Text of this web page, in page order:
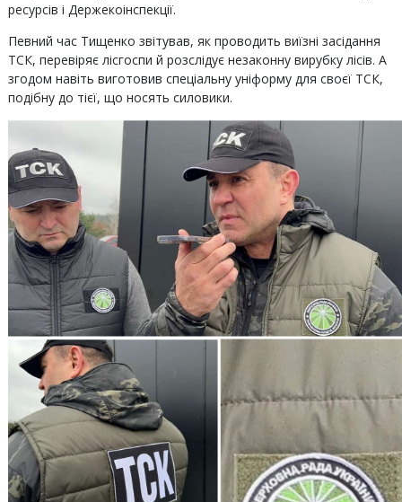
ресурсів і Держекоінспекції.
Певний час Тищенко звітував, як проводить виїзні засідання
ТСК, перевіряє лісгоспи й розслідує незаконну вирубку лісів. А
згодом навіть виготовив спеціальну уніформу для своєї ТСК,
подібну до тієї, що носять силовики.